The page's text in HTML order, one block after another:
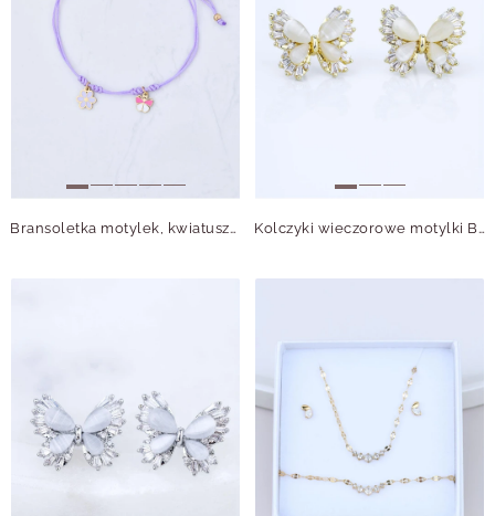
Bransoletka motylek, kwiatuszek, stal pozłacana S110324Z08 Kolczyki wieczorowe motylki B213242Z00